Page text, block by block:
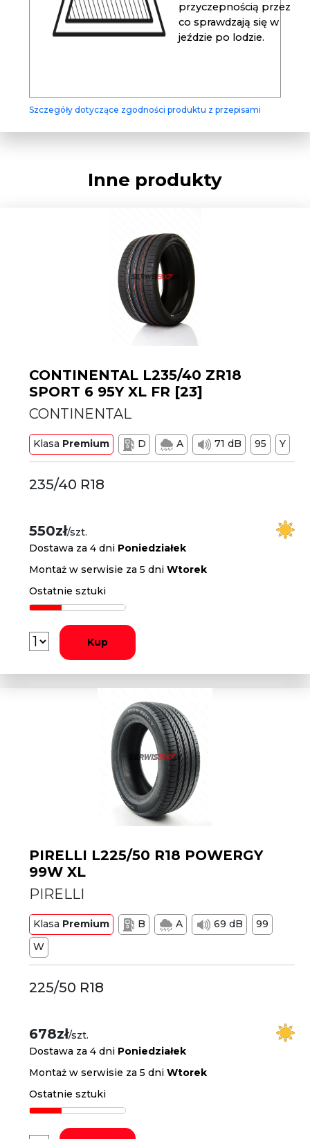
przyczepnością przez
co sprawdzają się w
jeździe po lodzie.
Szczegóły dotyczące zgodności produktu z przepisami
Inne produkty
CONTINENTAL L235/40 ZR18
SPORT 6 95Y XL FR [23]
CONTINENTAL
Klasa Premium D A 71 dB 95 Y
235/40 R18
550zł/szt.
Dostawa za 4 dni Poniedziałek
Montaż w serwisie za 5 dniWtorek
Ostatnie sztuki
Kup
PIRELLI L225/50 R18 POWERGY
99W XL
PIRELLI
Klasa Premium B A 69 dB
99
W
225/50 R18
678zł/szt.
Dostawa za 4 dni Poniedziałek
Montaż w serwisie za 5 dniWtorek
Ostatnie sztuki